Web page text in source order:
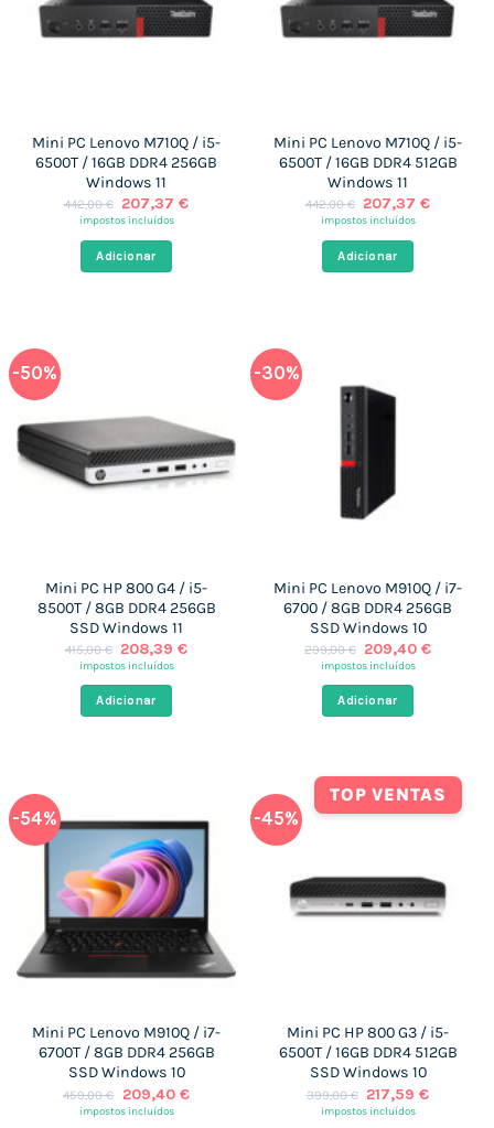
Mini PC Lenovo M710Q / i5-
6500T / 16GB DDR4 256GB
Windows 11
442,00€ O
preço
era:
442,00 €.
207,37€O
impostos incluídos
Adicionar
Mini PC Lenovo M710Q / i5-
6500T / 16GB DDR4 512GB
Windows 11
442,00€ O
preço
era:
442,00 €.
207,37€O
impostos incluídos
Adicionar
-50%
Mini PC HP 800 G4 / i5-
8500T / 8GB DDR4 256GB
SSD Windows 11
415,00€ O
preço
era:
415,00 €.
208,39€O
impostos incluídos
Adicionar
-30%
Mini PC Lenovo M910Q / i7-
6700 / 8GB DDR4 256GB
SSD Windows 10
299,00€ O
preço
era:
299,00 €.
209,40€O
impostos incluídos
Adicionar
-54%
Mini PC Lenovo M910Q / i7-
6700T / 8GB DDR4 256GB
SSD Windows 10
459,00€
O
preço
209,40 €O
impostos incluídos
-45%
TOP VENTAS
Mini PC HP 800 G3 / i5-
6500T / 16GB DDR4 512GB
SSD Windows 10
399,00€ O
preço
217,59€O
impostos incluídos